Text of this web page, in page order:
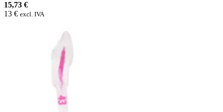
15,73 €
13 € excl. IVA